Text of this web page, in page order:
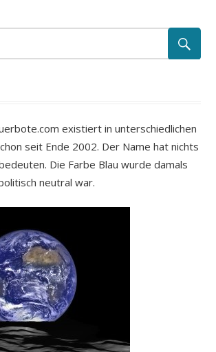
existiert in unterschiedlichen
seit Ende 2002. Der Name hat nichts
Die Farbe Blau wurde damals
neutral war.